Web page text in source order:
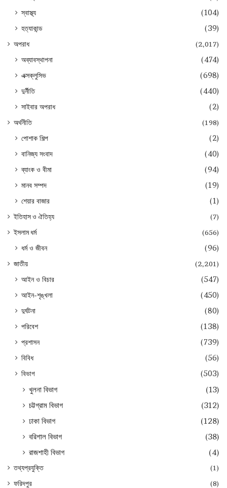
স্বাস্থ্য
(104)
হত্যাকান্ড
(39)
অপরাধ (2,017)
অব্যাবস্থাপনা
(474)
এক্সক্লুসিভ
(698)
দুর্নীতি
(440)
সাইবার অপরাধ
(2)
অর্থনীতি (198)
পোশাক শিল্প
(2)
বানিজ্য সংবাদ
(40)
ব্যাংক ও বীমা
(94)
মানব সম্পদ
(19)
শেয়ার বাজার
(1)
ইতিহাস ও ঐতিহ্য
(7)
ইসলাম ধর্ম
(656)
ধর্ম ও জীবন (96)
জাতীয় (2,201)
আইন ও বিচার
(547)
আইন-শৃঙ্খলা
(450)
দুর্ঘটনা
(80)
পরিবেশ
(138)
প্রশাসন
(739)
বিবিধ
(56)
বিভাগ
(503)
খুলনা বিভাগ
(13)
চট্টগ্রাম বিভাগ
(312)
ঢাকা বিভাগ
(128)
বরিশাল বিভাগ
(38)
রাজশাহী বিভাগ
(4)
তথ্যপ্রযুক্তি
(1)
ফরিদপুর
(8)